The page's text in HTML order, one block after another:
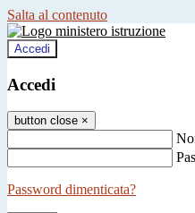
Salta al contenuto
Accedi
Accedi
button close ×
Password dimenticata?